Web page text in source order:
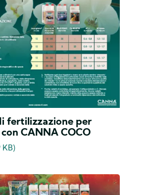
fertilizzazione per
CANNA COCO
KB)